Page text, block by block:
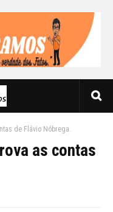
de Flávio Nóbrega.
as contas